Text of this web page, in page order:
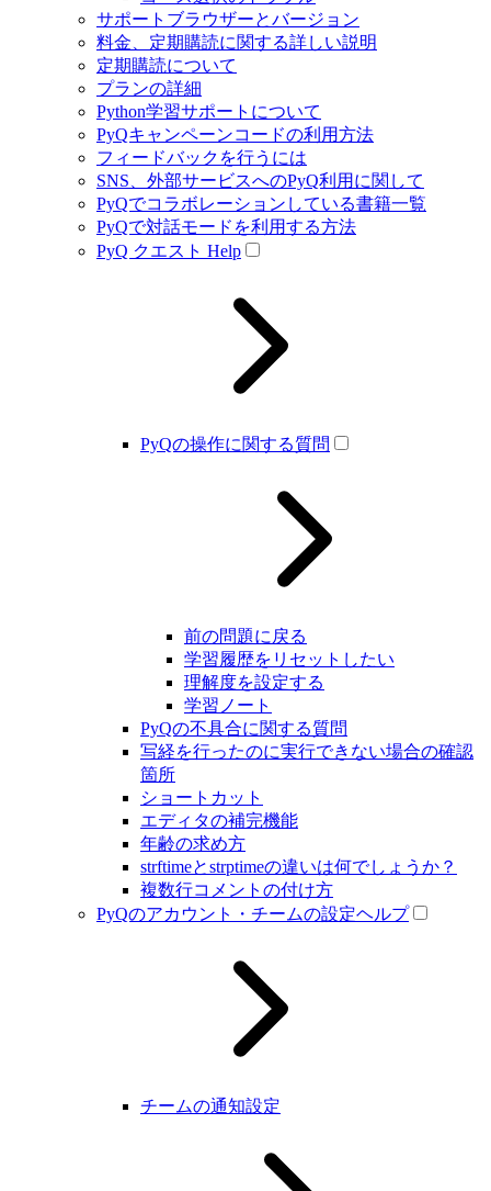
サポートブラウザーとバージョン
料金、定期購読に関する詳しい説明
定期購読について
プランの詳細
Python学習サポートについて
PyQキャンペーンコードの利用方法
フィードバックを行うには
SNS、外部サービスへのPyQ利用に関して
PyQでコラボレーションしている書籍一覧
PyQで対話モードを利用する方法
PyQ クエスト Help
PyQの操作に関する質問
前の問題に戻る
学習履歴をリセットしたい
理解度を設定する
学習ノート
PyQの不具合に関する質問
写経を行ったのに実行できない場合の確認
箇所
ショートカット
エディタの補完機能
年齢の求め方
strftimeとstrptimeの違いは何でしょうか？
複数行コメントの付け方
PyQのアカウント・チームの設定ヘルプ
チームの通知設定